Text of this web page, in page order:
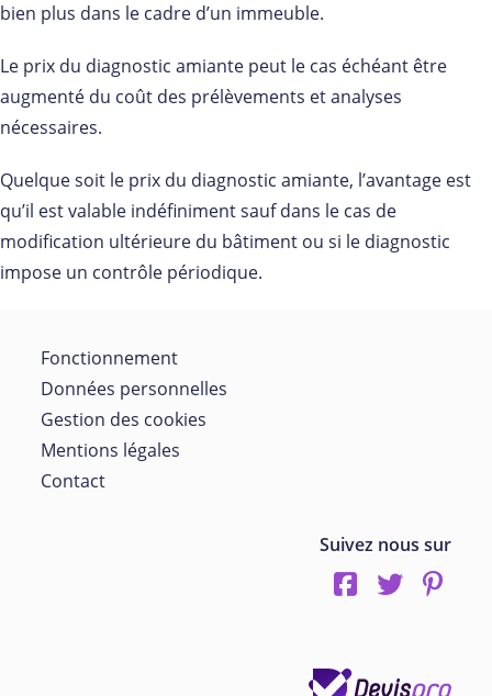
bien plus dans le cadre d’un immeuble.
Le prix du diagnostic amiante peut le cas échéant être
augmenté du coût des prélèvements et analyses
nécessaires.
Quelque soit le prix du diagnostic amiante, l’avantage est
qu’il est valable indéfiniment sauf dans le cas de
modification ultérieure du bâtiment ou si le diagnostic
impose un contrôle périodique.
Fonctionnement
Données personnelles
Gestion des cookies
Mentions légales
Contact
Suivez nous sur